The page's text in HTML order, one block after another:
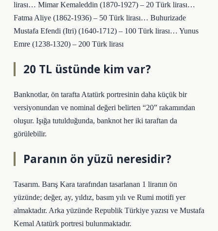
lirası… Mimar Kemaleddin (1870-1927) – 20 Türk lirası…
Fatma Aliye (1862-1936) – 50 Türk lirası… Buhurizade
Mustafa Efendi (Itri) (1640-1712) – 100 Türk lirası… Yunus
Emre (1238-1320) – 200 Türk lirası
20 TL üstünde kim var?
Banknotlar, ön tarafta Atatürk portresinin daha küçük bir
versiyonundan ve nominal değeri belirten “20” rakamından
oluşur. Işığa tutulduğunda, banknot her iki taraftan da
görülebilir.
Paranın ön yüzü neresidir?
Tasarım. Barış Kara tarafından tasarlanan 1 liranın ön
yüzünde; değer, ay, yıldız, basım yılı ve Rumi motifi yer
almaktadır. Arka yüzünde Republik Türkiye yazısı ve Mustafa
Kemal Atatürk portresi bulunmaktadır.